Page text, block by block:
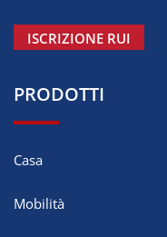
ISCRIZIONE RUI
PRODOTTI
Casa
Mobilità